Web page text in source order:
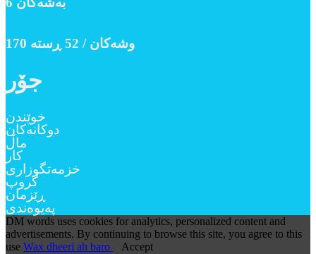
170 وشەکان / 52 ڕستە
جۆر
خوێندن
دوکانەکان
ماڵ
کار
خزمەتگوزاری
گروپ
ڕێزمان
پەیوەندی
DM words uses cookies for analytics, personalized content and
advertisements. By continuing to browse this site, you agree to this
use Wax dheeri ah baro Accept